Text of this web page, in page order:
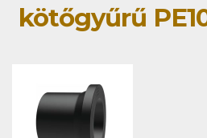
kötőgyűrű